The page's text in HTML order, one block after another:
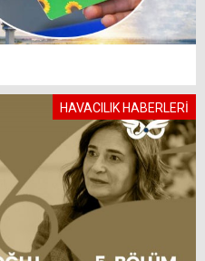
HAVACILIK HABERLERİ